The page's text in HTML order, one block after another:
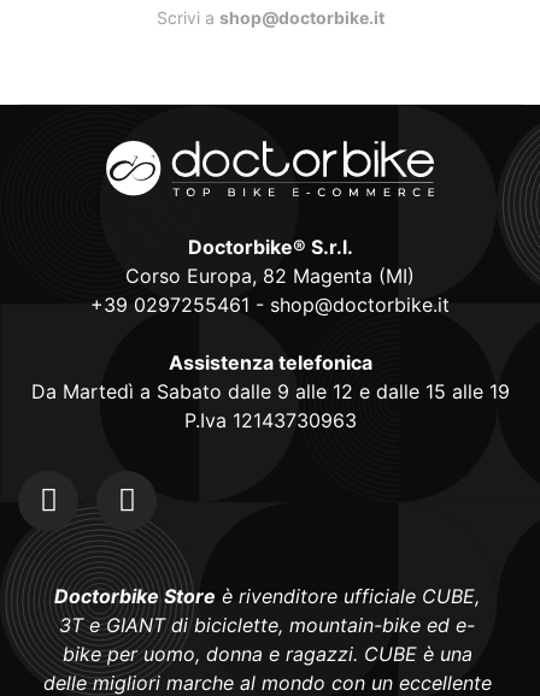
Scrivi a shop@doctorbike.it
Doctorbike® S.r.l.
Corso Europa, 82 Magenta (MI)
+39 0297255461 - shop@doctorbike.it
Assistenza telefonica
Da Martedì a Sabato dalle 9 alle 12 e dalle 15 alle 19
P.Iva 12143730963
Doctorbike Store è rivenditore ufficiale CUBE,
3T e GIANT di biciclette, mountain-bike ed e-
bike per uomo, donna e ragazzi. CUBE è una
delle migliori marche al mondo con un eccellente